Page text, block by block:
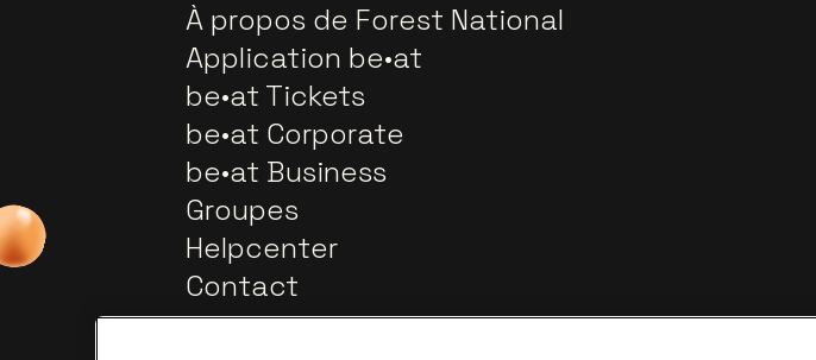
À propos de Forest National
Application be•at
be•at Tickets
be•at Corporate
be•at Business
Groupes
Helpcenter
Contact